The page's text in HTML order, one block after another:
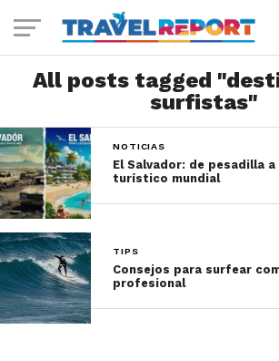
All posts tagged
surfistas"
NOTICIAS
El Salvador: de pesadilla
turístico mundial
TIPS
Consejos para surfear
profesional